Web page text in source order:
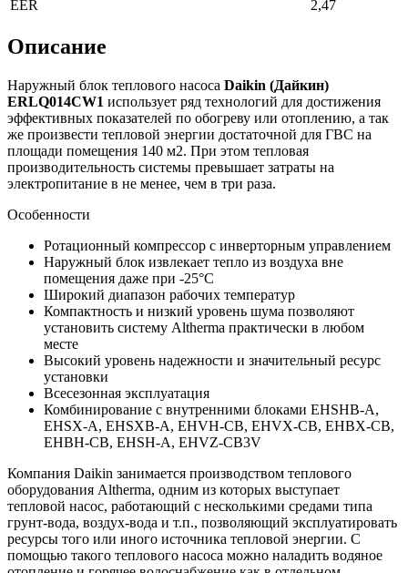
EER
2,47
Описание
Наружный блок теплового насоса Daikin (Дайкин)
ERLQ014CW1 использует ряд технологий для достижения
эффективных показателей по обогреву или отоплению, а так
же произвести тепловой энергии достаточной для ГВС на
площади помещения 140 м2. При этом тепловая
производительность системы превышает затраты на
электропитание в не менее, чем в три раза.
Особенности
Ротационный компрессор с инверторным управлением
Наружный блок извлекает тепло из воздуха вне
помещения даже при -25°C
Широкий диапазон рабочих температур
Компактность и низкий уровень шума позволяют
установить систему Altherma практически в любом
месте
Высокий уровень надежности и значительный ресурс
установки
Всесезонная эксплуатация
Комбинирование с внутренними блоками EHSHB-A,
EHSX-A, EHSXB-A, EHVH-CB, EHVX-CB, EHBX-CB,
EHBH-CB, EHSH-A, EHVZ-CB3V
Компания Daikin занимается производством теплового
оборудования Altherma, одним из которых выступает
тепловой насос, работающий с несколькими средами типа
грунт-вода, воздух-вода и т.п., позволяющий эксплуатировать
ресурсы того или иного источника тепловой энергии. С
помощью такого теплового насоса можно наладить водяное